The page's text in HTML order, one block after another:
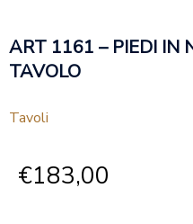
ART 1161 – PIEDI IN
TAVOLO
Tavoli
€183,00